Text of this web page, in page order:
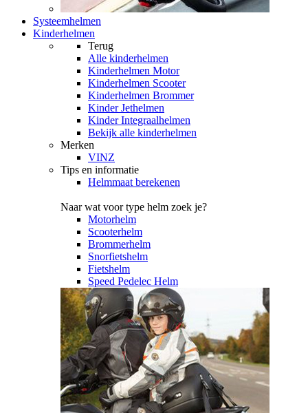
Systeemhelmen
Kinderhelmen
Terug
Alle kinderhelmen
Kinderhelmen Motor
Kinderhelmen Scooter
Kinderhelmen Brommer
Kinder Jethelmen
Kinder Integraalhelmen
Bekijk alle kinderhelmen
Merken
VINZ
Tips en informatie
Helmmaat berekenen
Naar wat voor type helm zoek je?
Motorhelm
Scooterhelm
Brommerhelm
Snorfietshelm
Fietshelm
Speed Pedelec Helm